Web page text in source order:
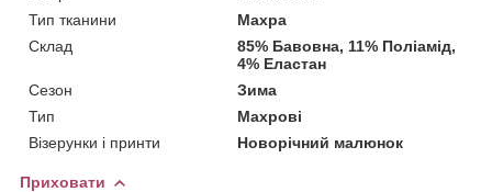
Тип тканини
Махра
Склад
85% Бавовна, 11% Поліамід,
4% Еластан
Сезон
Зима
Тип
Махрові
Візерунки і принти
Новорічний малюнок
Приховати